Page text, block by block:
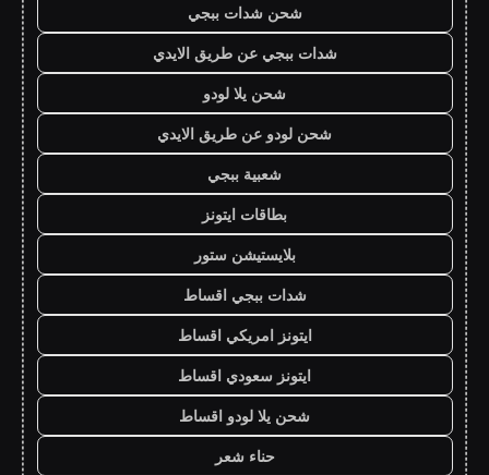
شحن شدات ببجي
شدات ببجي عن طريق الايدي
شحن يلا لودو
شحن لودو عن طريق الايدي
شعبية ببجي
بطاقات ايتونز
بلايستيشن ستور
شدات ببجي اقساط
ايتونز امريكي اقساط
ايتونز سعودي اقساط
شحن يلا لودو اقساط
حناء شعر